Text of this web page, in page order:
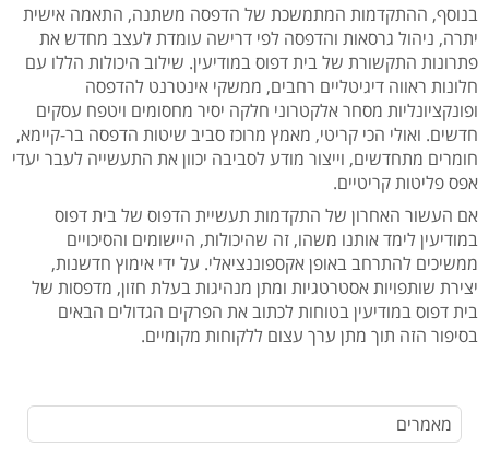
בנוסף, ההתקדמות המתמשכת של הדפסה משתנה, התאמה אישית
יתרה, ניהול גרסאות והדפסה לפי דרישה עומדת לעצב מחדש את
פתרונות התקשורת של בית דפוס במודיעין. שילוב היכולות הללו עם
חלונות ראווה דיגיטליים רחבים, ממשקי אינטרנט להדפסה
ופונקציונליות מסחר אלקטרוני חלקה יסיר מחסומים ויטפח עסקים
חדשים. ואולי הכי קריטי, מאמץ מרוכז סביב שיטות הדפסה בר-קיימא,
חומרים מתחדשים, וייצור מודע לסביבה יכוון את התעשייה לעבר יעדי
אפס פליטות קריטיים.
אם העשור האחרון של התקדמות תעשיית הדפוס של בית דפוס
במודיעין לימד אותנו משהו, זה שהיכולות, היישומים והסיכויים
ממשיכים להתרחב באופן אקספוננציאלי. על ידי אימוץ חדשנות,
יצירת שותפויות אסטרטגיות ומתן מנהיגות בעלת חזון, מדפסות של
בית דפוס במודיעין בטוחות לכתוב את הפרקים הגדולים הבאים
בסיפור הזה תוך מתן ערך עצום ללקוחות מקומיים.
מאמרים